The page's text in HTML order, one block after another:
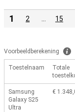
1 2 … 15
Voorbeeldberekening
Toestelnaam
Totale
Samsung
Galaxy S25
Ultra
€